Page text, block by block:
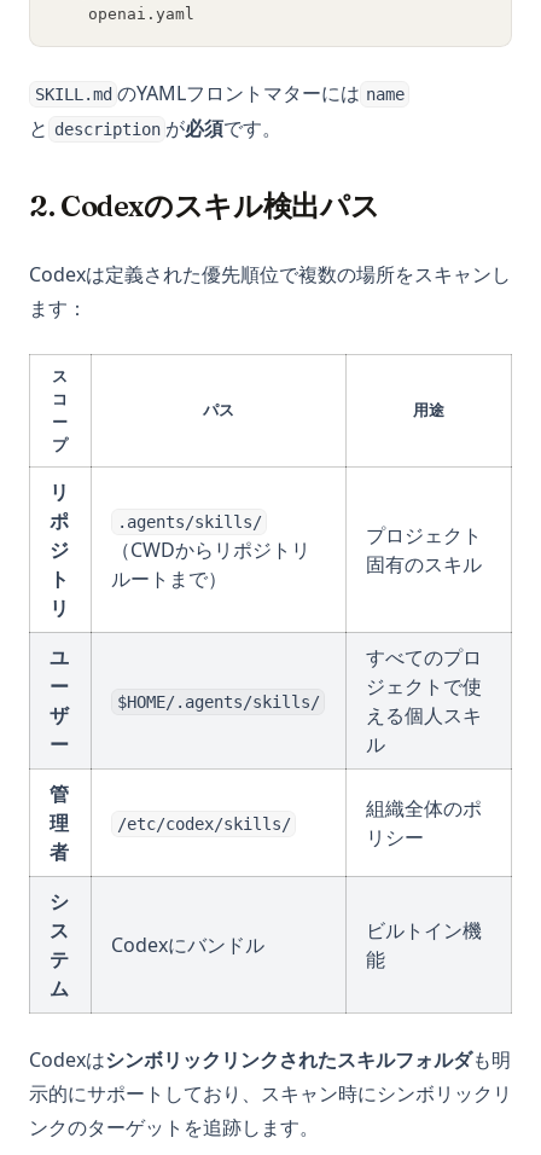
    openai.yaml
SKILL.md のYAMLフロントマターには name
と description が必須です。
2. Codexのスキル検出パス
Codexは定義された優先順位で複数の場所をスキャンし
ます：
ス
コ
ー
プ
パス 用途
リ
ポ
ジ
ト
リ
.agents/skills/
（CWDからリポジトリ
ルートまで）
プロジェクト
固有のスキル
ユ
ー
ザ
ー
$HOME/.agents/skills/
すべてのプロ
ジェクトで使
える個人スキ
ル
管
理
者
/etc/codex/skills/
組織全体のポ
リシー
シ
ス
テ
ム
Codexにバンドル
ビルトイン機
能
Codexはシンボリックリンクされたスキルフォルダも明
示的にサポートしており、スキャン時にシンボリックリ
ンクのターゲットを追跡します。